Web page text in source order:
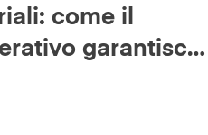
come il
garantisce